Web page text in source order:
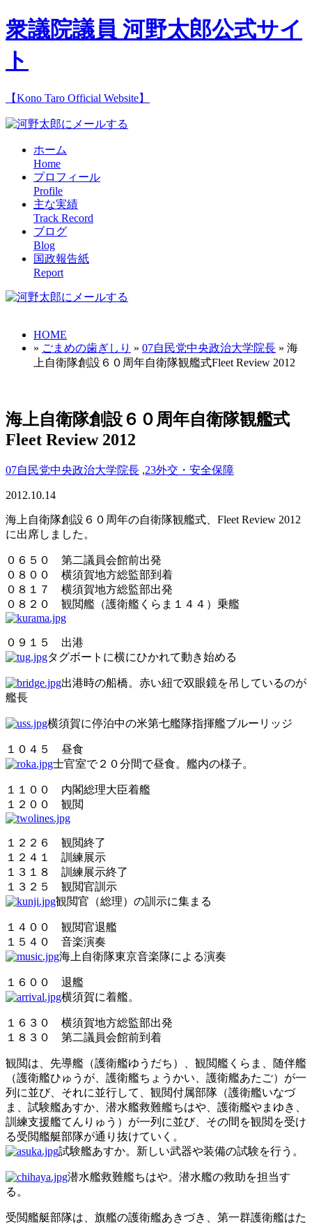
衆議院議員 河野太郎公式サイ
ト
【Kono Taro Official Website】
ホーム
Home
プロフィール
Profile
主な実績
Track Record
ブログ
Blog
国政報告紙
Report
HOME
» ごまめの歯ぎしり » 07自民党中央政治大学院長 » 海
上自衛隊創設６０周年自衛隊観艦式Fleet Review 2012
海上自衛隊創設６０周年自衛隊観艦式
Fleet Review 2012
07自民党中央政治大学院長 ,23外交・安全保障
2012.10.14
海上自衛隊創設６０周年の自衛隊観艦式、Fleet Review 2012
に出席しました。
０６５０ 第二議員会館前出発
０８００ 横須賀地方総監部到着
０８１７ 横須賀地方総監部出発
０８２０ 観閲艦（護衛艦くらま１４４）乗艦
０９１５ 出港
タグボートに横にひかれて動き始める
出港時の船橋。赤い紐で双眼鏡を吊しているのが
艦長
横須賀に停泊中の米第七艦隊指揮艦ブルーリッジ
１０４５ 昼食
士官室で２０分間で昼食。艦内の様子。
１１００ 内閣総理大臣着艦
１２００ 観閲
１２２６ 観閲終了
１２４１ 訓練展示
１３１８ 訓練展示終了
１３２５ 観閲官訓示
観閲官（総理）の訓示に集まる
１４００ 観閲官退艦
１５４０ 音楽演奏
海上自衛隊東京音楽隊による演奏
１６００ 退艦
横須賀に着艦。
１６３０ 横須賀地方総監部出発
１８３０ 第二議員会館前到着
観閲は、先導艦（護衛艦ゆうだち）、観閲艦くらま、随伴艦
（護衛艦ひゅうが、護衛艦ちょうかい、護衛艦あたご）が一
列に並び、それに並行して、観閲付属部隊（護衛艦いなづ
ま、試験艦あすか、潜水艦救難艦ちはや、護衛艦やまゆき、
訓練支援艦てんりゅう）が一列に並び、その間を観閲を受け
る受閲艦艇部隊が通り抜けていく。
試験艦あすか。新しい武器や装備の試験を行う。
潜水艦救難艦ちはや。潜水艦の救助を担当す
る。
受閲艦艇部隊は、旗艦の護衛艦あきづき、第一群護衛艦はた